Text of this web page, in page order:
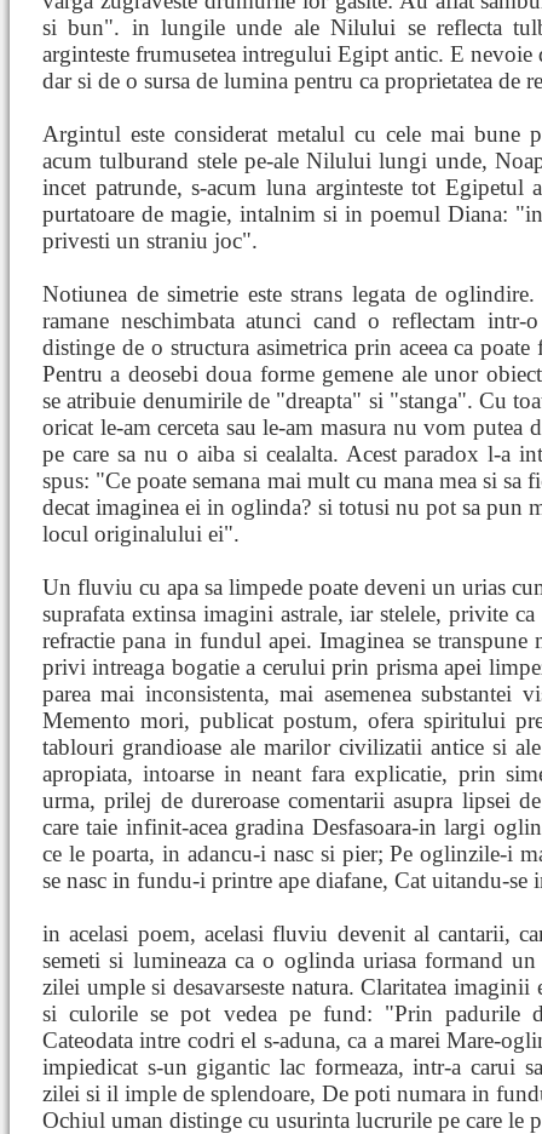
si bun". in lungile unde ale Nilului se reflecta
arginteste frumusetea intregului Egipt antic. E nevoie
dar si de o sursa de lumina pentru ca proprietatea de
Argintul este considerat metalul cu cele mai bune
acum tulburand stele pe-ale Nilului lungi unde,
incet patrunde, s-acum luna arginteste tot
purtatoare de magie, intalnim si in poemul Diana:
privesti un straniu joc".
Notiunea de simetrie este strans legata de
ramane neschimbata atunci cand o reflectam intr-
distinge de o structura asimetrica prin aceea ca
Pentru a deosebi doua forme gemene ale unor
se atribuie denumirile de "dreapta" si "stanga". Cu
oricat le-am cerceta sau le-am masura nu vom putea
pe care sa nu o aiba si cealalta. Acest paradox l-a
spus: "Ce poate semana mai mult cu mana mea si
decat imaginea ei in oglinda? si totusi nu pot sa pun
locul originalului ei".
Un fluviu cu apa sa limpede poate deveni un urias
suprafata extinsa imagini astrale, iar stelele, privite
refractie pana in fundul apei. Imaginea se
privi intreaga bogatie a cerului prin prisma apei
parea mai inconsistenta, mai asemenea substantei
Memento mori, publicat postum, ofera spiritului
tablouri grandioase ale marilor civilizatii antice si
apropiata, intoarse in neant fara explicatie, prin
urma, prilej de dureroase comentarii asupra lipsei
care taie infinit-acea gradina Desfasoara-in largi
ce le poarta, in adancu-i nasc si pier; Pe oglinzile-i
se nasc in fundu-i printre ape diafane, Cat uitandu-
in acelasi poem, acelasi fluviu devenit al cantarii,
semeti si lumineaza ca o oglinda uriasa formand
zilei umple si desavarseste natura. Claritatea imaginii
si culorile se pot vedea pe fund: "Prin padurile
Cateodata intre codri el s-aduna, ca a marei Mare-
impiedicat s-un gigantic lac formeaza, intr-a carui
zilei si il imple de splendoare, De poti numara in
Ochiul uman distinge cu usurinta lucrurile pe care le